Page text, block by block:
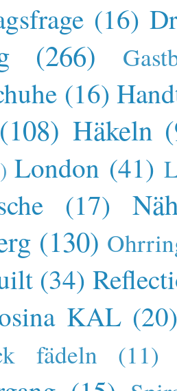
(16)
(266)
(16)
(108) Häkeln
London (41)
(17)
(130)
(34)
KAL
fädeln (11)